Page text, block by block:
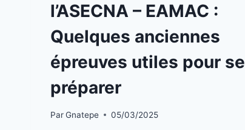
l’ASECNA – EAMAC :
Quelques anciennes
épreuves utiles pour se
préparer
ParGnatepe 05/03/2025